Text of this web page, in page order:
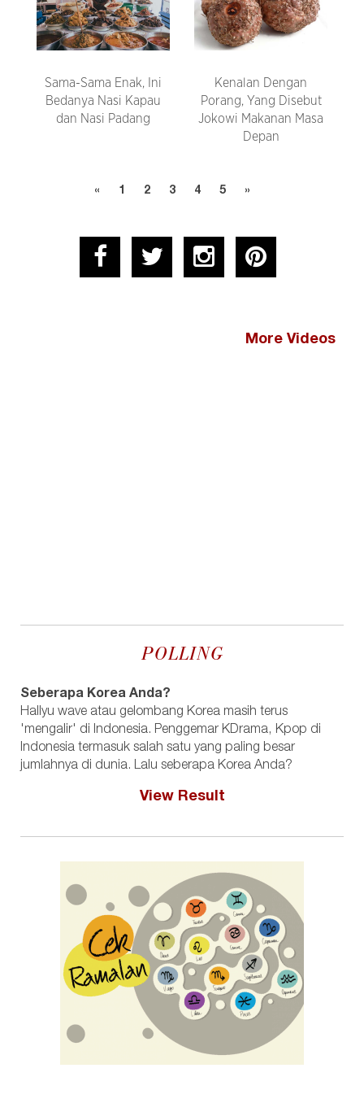
Sama-Sama Enak, Ini
Bedanya Nasi Kapau
dan Nasi Padang
Kenalan Dengan
Porang, Yang Disebut
Jokowi Makanan Masa
Depan
« 1 2 3 4 5 »
More Videos
POLLING
Seberapa Korea Anda?
Hallyu wave atau gelombang Korea masih terus
'mengalir' di Indonesia. Penggemar KDrama, Kpop di
Indonesia termasuk salah satu yang paling besar
jumlahnya di dunia. Lalu seberapa Korea Anda?
View Result